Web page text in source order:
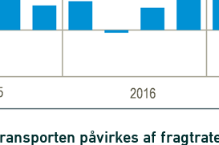
påvirkes af